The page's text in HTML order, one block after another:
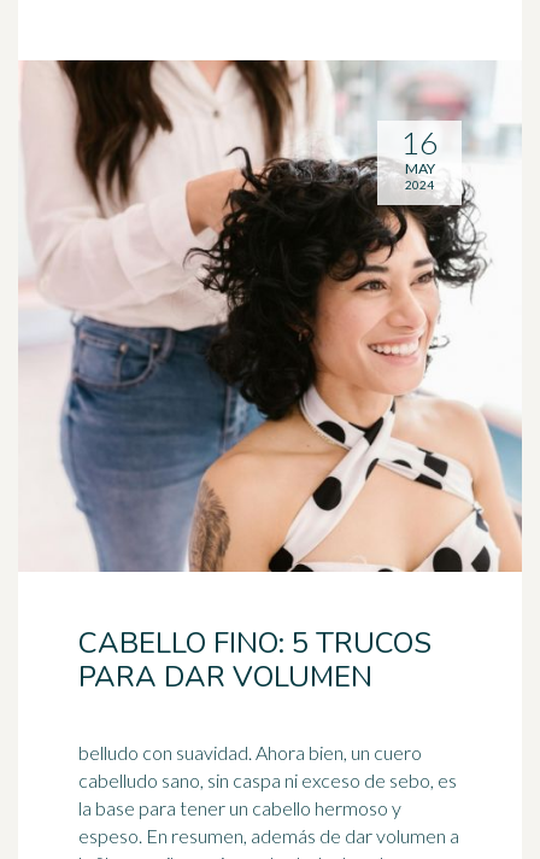
CABELLO FINO: 5 TRUCOS
PARA DAR VOLUMEN
belludo con suavidad. Ahora bien, un cuero
cabelludo sano, sin caspa ni exceso de sebo, es
la base para tener un cabello hermoso y
espeso. En resumen, además de dar volumen a
16
MAY
2024